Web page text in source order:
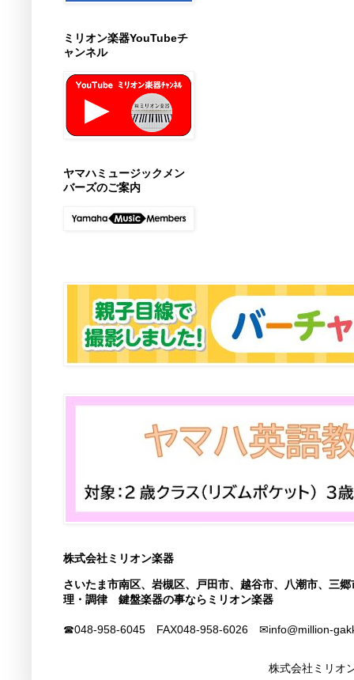
ミリオン楽器YouTubeチ
ャンネル
ヤマハミュージックメン
バーズのご案内
株式会社ミリオン楽器
さいたま市南区、岩槻区、戸田市、越谷市、八潮市、
理・調律 鍵盤楽器の事ならミリオン楽器
☎048-958-6045 FAX048-958-6026 ✉info@million-
株式会社ミリオ